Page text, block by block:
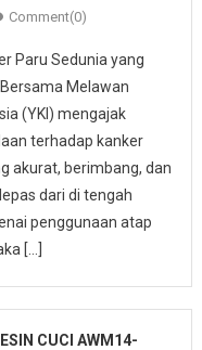
Comment(0)
Paru Sedunia yang
Melawan
(YKI) mengajak
terhadap kanker
akurat, berimbang, dan
dari di tengah
penggunaan atap
[…]
CUCI AWM14-